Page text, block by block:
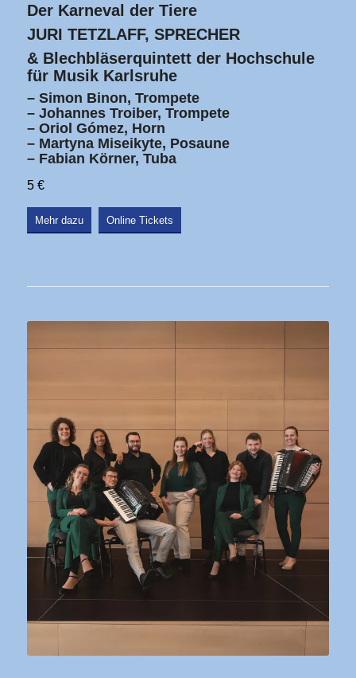
Der Karneval der Tiere
JURI TETZLAFF, SPRECHER
& Blechbläserquintett der Hochschule
für Musik Karlsruhe
– Simon Binon, Trompete
– Johannes Troiber, Trompete
– Oriol Gómez, Horn
– Martyna Miseikyte, Posaune
– Fabian Körner, Tuba
5 €
Mehr dazu Online Tickets